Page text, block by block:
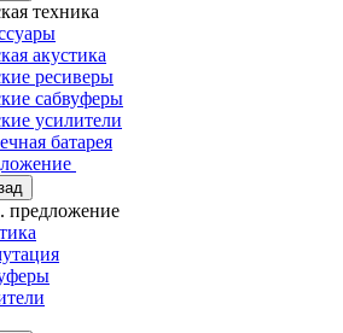
техника
акустика
ресиверы
сабвуферы
усилители
батарея
предложение